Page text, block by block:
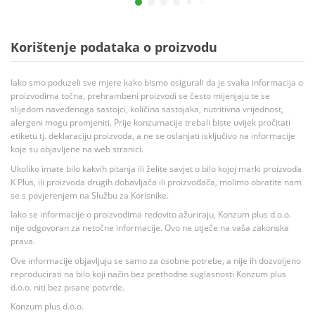
Korištenje podataka o proizvodu
Iako smo poduzeli sve mjere kako bismo osigurali da je svaka informacija o
proizvodima točna, prehrambeni proizvodi se često mijenjaju te se
slijedom navedenoga sastojci, količina sastojaka, nutritivna vrijednost,
alergeni mogu promjeniti. Prije konzumacije trebali biste uvijek pročitati
etiketu tj. deklaraciju proizvoda, a ne se oslanjati isključivo na informacije
koje su objavljene na web stranici.
Ukoliko imate bilo kakvih pitanja ili želite savjet o bilo kojoj marki proizvoda
K Plus, ili proizvoda drugih dobavljača ili proizvođača, molimo obratite nam
se s povjerenjem na Službu za Korisnike.
Iako se informacije o proizvodima redovito ažuriraju, Konzum plus d.o.o.
nije odgovoran za netočne informacije. Ovo ne utječe na vaša zakonska
prava.
Ove informacije objavljuju se samo za osobne potrebe, a nije ih dozvoljeno
reproducirati na bilo koji način bez prethodne suglasnosti Konzum plus
d.o.o. niti bez pisane potvrde.
Konzum plus d.o.o.